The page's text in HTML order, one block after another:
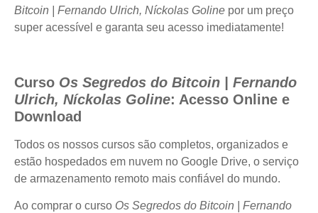
Bitcoin | Fernando Ulrich, Níckolas Goline por um preço
super acessível e garanta seu acesso imediatamente!
Curso Os Segredos do Bitcoin | Fernando
Ulrich, Níckolas Goline: Acesso Online e
Download
Todos os nossos cursos são completos, organizados e
estão hospedados em nuvem no Google Drive, o serviço
de armazenamento remoto mais confiável do mundo.
Ao comprar o curso Os Segredos do Bitcoin | Fernando